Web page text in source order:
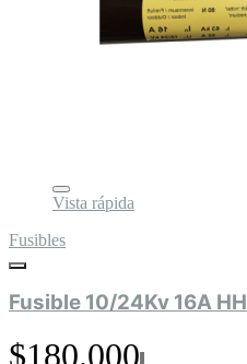
Vista rápida
Fusibles
Fusible 10/24Kv 16A HH
$180.000